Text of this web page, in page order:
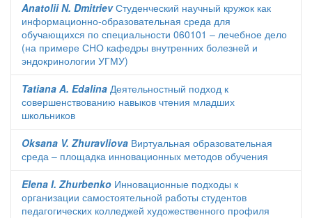
Anatolii N. DmitrievСтуденческий научный кружок как
информационно-образовательная среда для
обучающихся по специальности 060101 – лечебное дело
(на примере СНО кафедры внутренних болезней и
эндокринологии УГМУ)
Tatiana A. Edalina Деятельностный подход к
совершенствованию навыков чтения младших
школьников
Oksana V. Zhuravliova Виртуальная образовательная
среда – площадка инновационных методов обучения
Elena I. Zhurbenko Инновационные подходы к
организации самостоятельной работы студентов
педагогических колледжей художественного профиля